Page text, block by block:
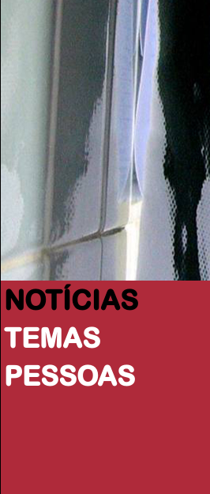
NOTÍCIAS
TEMAS
PESSOAS